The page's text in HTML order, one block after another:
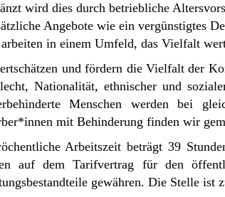
wird dies durch betriebliche
Angebote wie ein vergünstigtes
in einem Umfeld, das Vielfalt
und fördern die Vielfalt der
Nationalität, ethnischer und
Menschen werden bei
mit Behinderung finden wir
Arbeitszeit beträgt 39
auf dem Tarifvertrag für den
gewähren. Die Stelle ist